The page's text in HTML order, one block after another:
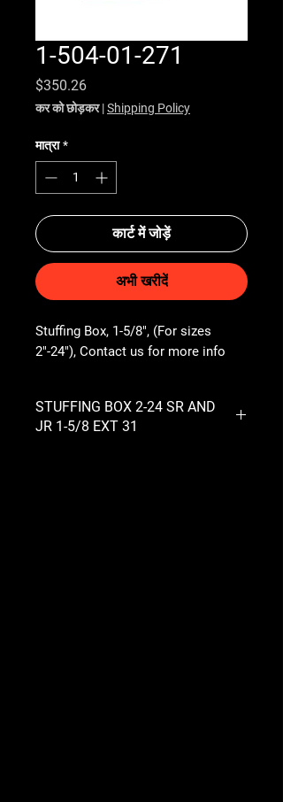
1-504-01-271
$350.26मूल्य
कर को छोड़कर|Shipping Policy
मात्रा *
कार्ट में जोड़ें
अभी खरीदें
Stuffing Box, 1-5/8", (For sizes
2"-24"), Contact us for more info
STUFFING BOX 2-24 SR AND
JR 1-5/8 EXT 31